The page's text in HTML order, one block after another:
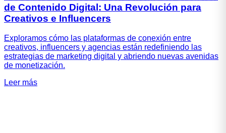
de Contenido Digital: Una Revolución para
Creativos e Influencers
Exploramos cómo las plataformas de conexión entre
creativos, influencers y agencias están redefiniendo las
estrategias de marketing digital y abriendo nuevas avenidas
de monetización.
Leer más